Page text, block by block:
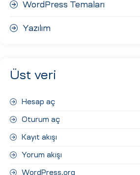
WordPress Temaları
Yazılım
Üst veri
Hesap aç
Oturum aç
Kayıt akışı
Yorum akışı
WordPress.org